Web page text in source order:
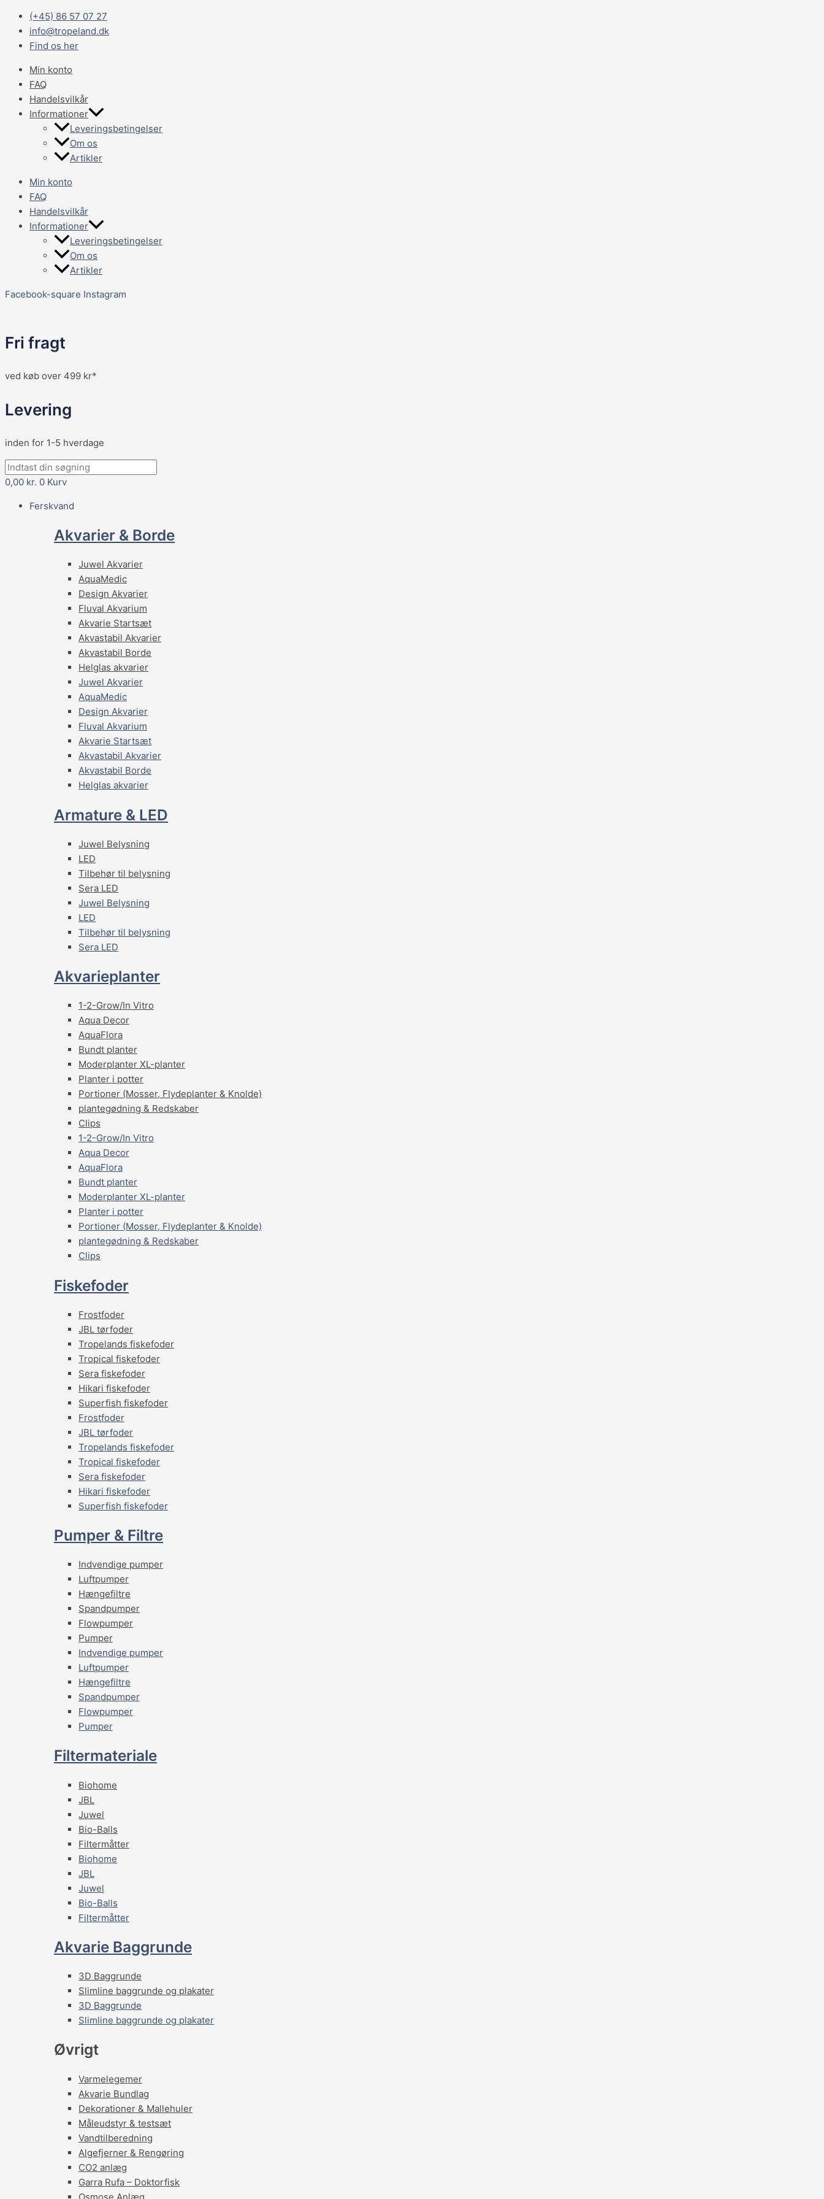
indholdet
(+45) 86 57 07 27
info@tropeland.dk
Find os her
Min konto
FAQ
Handelsvilkår
Informationer
Leveringsbetingelser
Om os
Artikler
Min konto
FAQ
Handelsvilkår
Informationer
Leveringsbetingelser
Om os
Artikler
Facebook-square Instagram
Fri fragt
ved køb over 499 kr*
Levering
inden for 1-5 hverdage
0,00 kr. 0 Kurv
Menu
Ferskvand
Akvarier & Borde
Juwel Akvarier
AquaMedic
Design Akvarier
Fluval Akvarium
Akvarie Startsæt
Akvastabil Akvarier
Akvastabil Borde
Helglas akvarier
Juwel Akvarier
AquaMedic
Design Akvarier
Fluval Akvarium
Akvarie Startsæt
Akvastabil Akvarier
Akvastabil Borde
Helglas akvarier
Armature & LED
Juwel Belysning
LED
Tilbehør til belysning
Sera LED
Juwel Belysning
LED
Tilbehør til belysning
Sera LED
Akvarieplanter
1-2-Grow/In Vitro
Aqua Decor
AquaFlora
Bundt planter
Moderplanter XL-planter
Planter i potter
Portioner (Mosser, Flydeplanter & Knolde)
plantegødning & Redskaber
Clips
1-2-Grow/In Vitro
Aqua Decor
AquaFlora
Bundt planter
Moderplanter XL-planter
Planter i potter
Portioner (Mosser, Flydeplanter & Knolde)
plantegødning & Redskaber
Clips
Fiskefoder
Frostfoder
JBL tørfoder
Tropelands fiskefoder
Tropical fiskefoder
Sera fiskefoder
Hikari fiskefoder
Superfish fiskefoder
Frostfoder
JBL tørfoder
Tropelands fiskefoder
Tropical fiskefoder
Sera fiskefoder
Hikari fiskefoder
Superfish fiskefoder
Pumper & Filtre
Indvendige pumper
Luftpumper
Hængefiltre
Spandpumper
Flowpumper
Pumper
Indvendige pumper
Luftpumper
Hængefiltre
Spandpumper
Flowpumper
Pumper
Filtermateriale
Biohome
JBL
Juwel
Bio-Balls
Filtermåtter
Biohome
JBL
Juwel
Bio-Balls
Filtermåtter
Akvarie Baggrunde
3D Baggrunde
Slimline baggrunde og plakater
3D Baggrunde
Slimline baggrunde og plakater
Øvrigt
Varmelegemer
Akvarie Bundlag
Dekorationer & Mallehuler
Måleudstyr & testsæt
Vandtilberedning
Algefjerner & Rengøring
CO2 anlæg
Garra Rufa – Doktorfisk
Osmose Anlæg